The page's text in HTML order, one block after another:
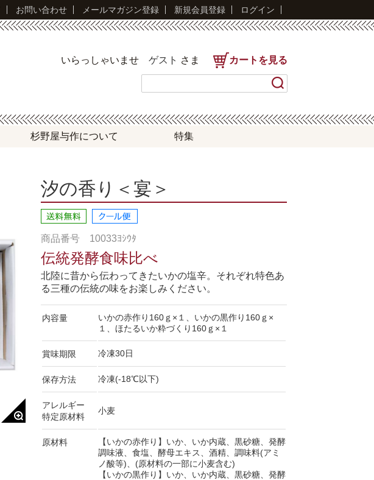
お問い合わせ メールマガジン登録 新規会員登録 ログイン
いらっしゃいませ ゲスト さま カートを見る
杉野屋与作について 特集
汐の香り＜宴＞
商品番号 10033ﾖｼｳﾀ
伝統発酵食味比べ
北陸に昔から伝わってきたいかの塩辛。それぞれ特色あ
る三種の伝統の味をお楽しみください。
内容量
いかの赤作り160ｇ×１、いかの黒作り160ｇ×
１、ほたるいか粋づくり160ｇ×１
賞味期限 冷凍30日
保存方法 冷凍(-18℃以下)
アレルギー
特定原材料
小麦
原材料
【いかの赤作り】いか、いか内蔵、黒砂糖、発酵
調味液、食塩、酵母エキス、酒精、調味料(アミ
ノ酸等)、(原材料の一部に小麦含む)
【いかの黒作り】いか、いか内蔵、黒砂糖、発酵